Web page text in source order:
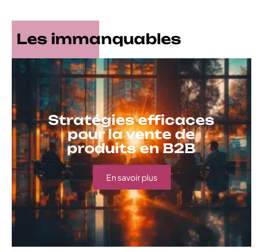
Les immanquables
Stratégies efficaces
pour la vente de
produits en B2B
En savoir plus